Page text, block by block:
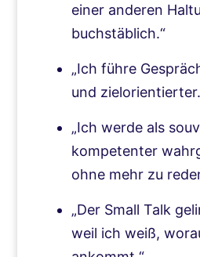
einer anderen
buchstäblich.“
„Ich führe
und
„Ich werde als
kompetenter
ohne mehr zu
„Der Small Talk
weil ich weiß,